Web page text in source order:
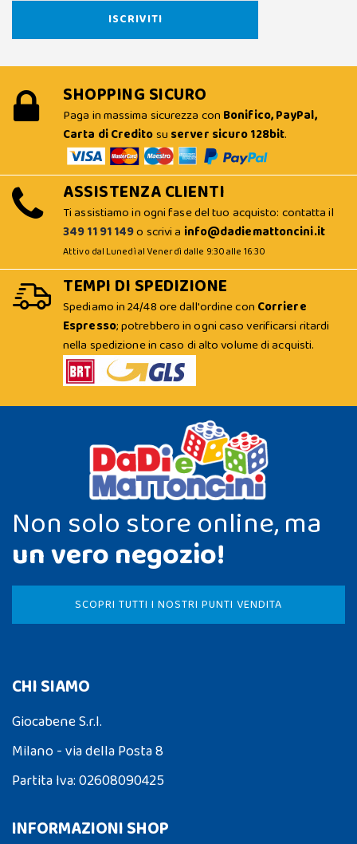
SHOPPING SICURO
Paga in massima sicurezza con Bonifico, PayPal,
Carta di Creditosu server sicuro 128bit.
ASSISTENZA CLIENTI
Ti assistiamo in ogni fase del tuo acquisto: contatta il
349 11 91 149o scrivi a info@dadiemattoncini.it
Attivo dal Lunedì al Venerdì dalle 9:30 alle 16:30
TEMPI DI SPEDIZIONE
Spediamo in 24/48 ore dall'ordine con Corriere
Espresso; potrebbero in ogni caso verificarsi ritardi
nella spedizione in caso di alto volume di acquisti.
Non solo store online, ma
un vero negozio!
SCOPRI TUTTI I NOSTRI PUNTI VENDITA
CHI SIAMO
Giocabene S.r.l.
Milano - via della Posta 8
Partita Iva: 02608090425
INFORMAZIONI SHOP